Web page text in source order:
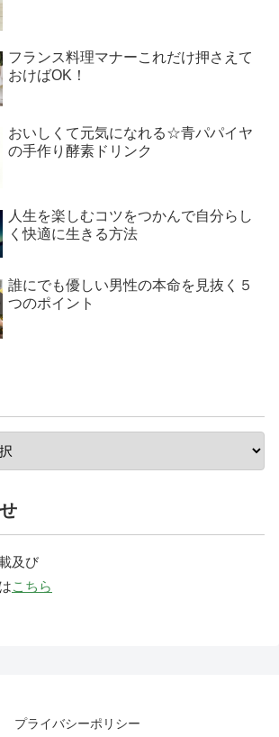
フランス料理マナーこれだけ押さえて
おけばOK！
おいしくて元気になれる☆青パパイヤ
の手作り酵素ドリンク
人生を楽しむコツをつかんで自分らし
く快適に生きる方法
誰にでも優しい男性の本命を見抜く５
つのポイント
及び
こちら
プライバシーポリシー